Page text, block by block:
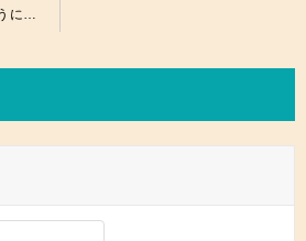
犬が甘噛み。痛くないように噛むのは愛情表現？嬉しすぎて噛む心理とは